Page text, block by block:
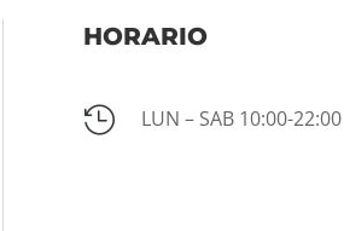
HORARIO
 LUN – SAB 10:00-22:00